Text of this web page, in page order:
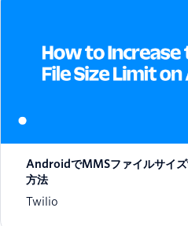
AndroidでMMSファイルサイズ
方法
Twilio